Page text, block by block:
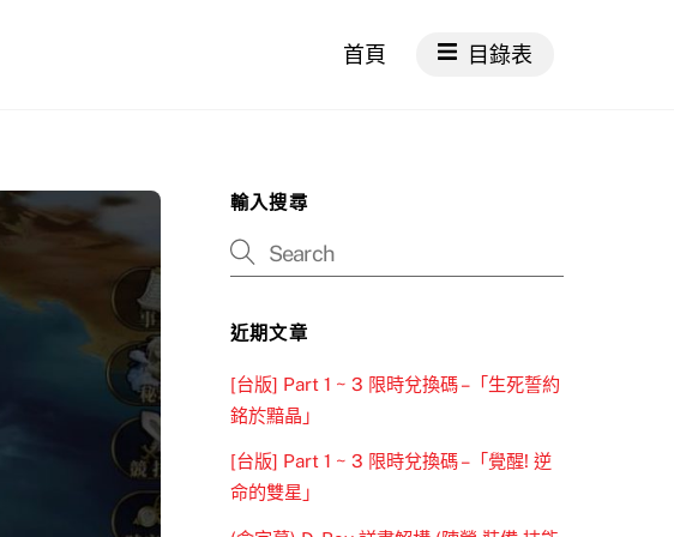
首頁 目錄表
輸入搜尋
近期文章
[台版] Part 1 ~ 3 限時兌換碼 –「生死誓約
銘於黯晶」
[台版] Part 1 ~ 3 限時兌換碼 –「覺醒! 逆
命的雙星」